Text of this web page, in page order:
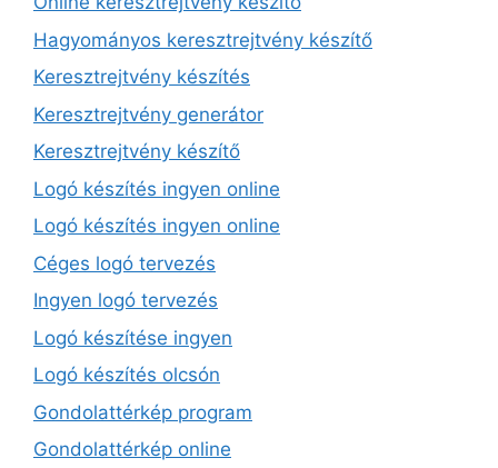
Hagyományos keresztrejtvény készítő
Keresztrejtvény készítés
Keresztrejtvény generátor
Keresztrejtvény készítő
Logó készítés ingyen online
Logó készítés ingyen online
Céges logó tervezés
Ingyen logó tervezés
Logó készítése ingyen
Logó készítés olcsón
Gondolattérkép program
Gondolattérkép online